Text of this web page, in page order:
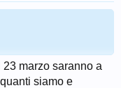
marzo saranno a
siamo e